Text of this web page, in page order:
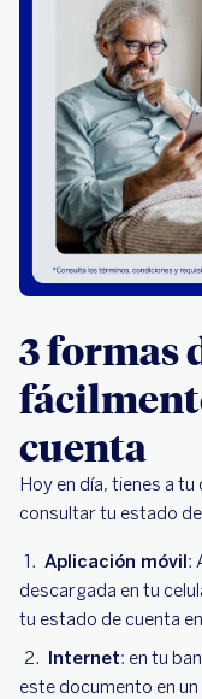
3 formas
cuenta
Hoy en día, tienes a
consultar tu estado
Aplicación móvil:
descargada en tu
tu estado de cuenta
Internet: en tu
este documento en